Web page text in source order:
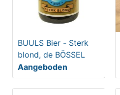
BUULS Bier - Sterk
blond, de BÖSSEL
Aangeboden